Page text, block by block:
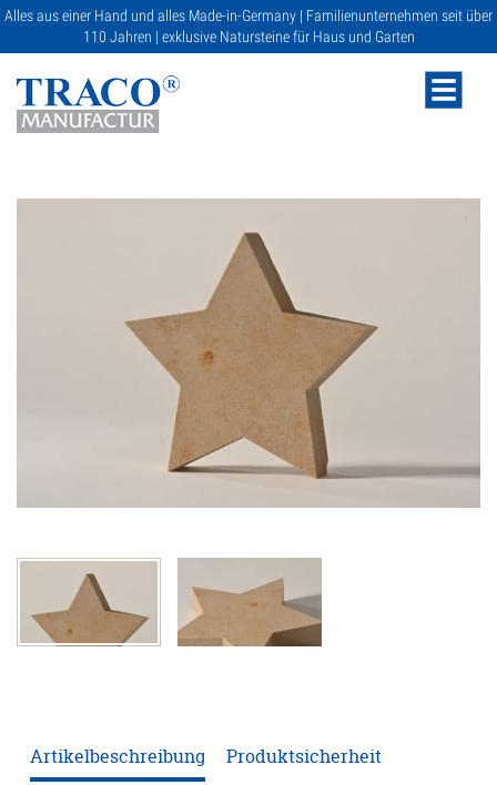
Alles aus einer Hand und alles Made-in-Germany | Familienunternehmen seit über
110 Jahren | exklusive Natursteine für Haus und Garten
ANFRAGE
KONFIGURATOR
0
Artikelbeschreibung
Produktsicherheit